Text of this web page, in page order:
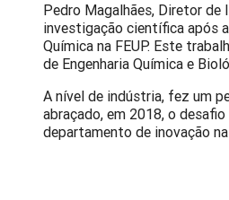
Pedro Magalhães, Diretor
investigação científica após
Química na FEUP. Este
de Engenharia Química e
A nível de indústria, fez um
abraçado, em 2018, o
departamento de inovação